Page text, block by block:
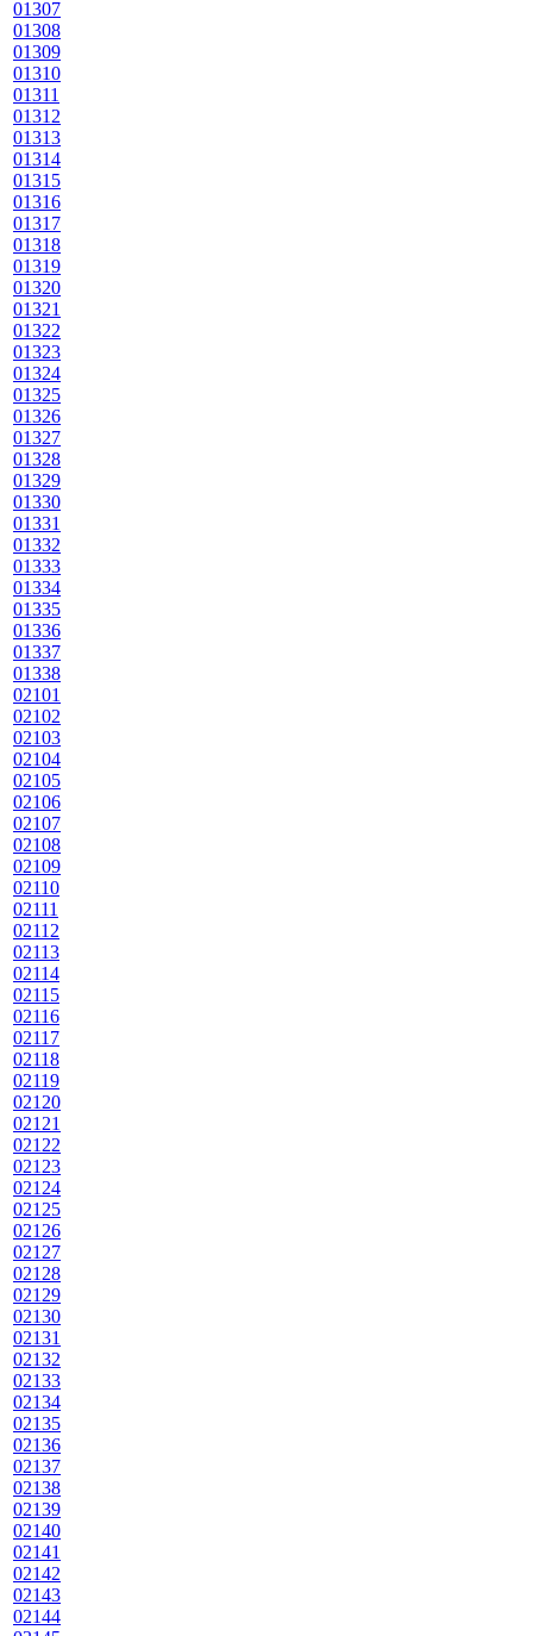
01307
01308
01309
01310
01311
01312
01313
01314
01315
01316
01317
01318
01319
01320
01321
01322
01323
01324
01325
01326
01327
01328
01329
01330
01331
01332
01333
01334
01335
01336
01337
01338
02101
02102
02103
02104
02105
02106
02107
02108
02109
02110
02111
02112
02113
02114
02115
02116
02117
02118
02119
02120
02121
02122
02123
02124
02125
02126
02127
02128
02129
02130
02131
02132
02133
02134
02135
02136
02137
02138
02139
02140
02141
02142
02143
02144